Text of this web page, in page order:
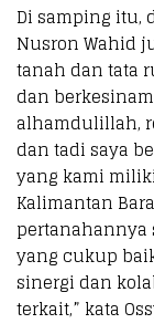
Di samping itu,
Nusron Wahid
tanah dan tata
dan
alhamdulillah,
dan tadi saya
yang kami
Kalimantan
yang cukup
sinergi dan
terkait,” kata